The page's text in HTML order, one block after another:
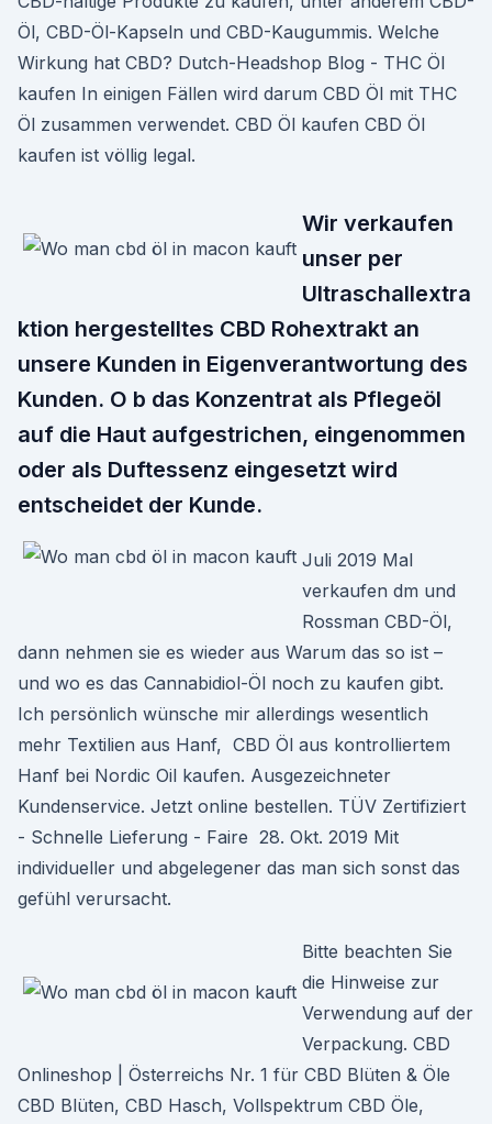
Öl, CBD-Öl-Kapseln und CBD-Kaugummis. Welche
Wirkung hat CBD? Dutch-Headshop Blog - THC Öl
kaufen In einigen Fällen wird darum CBD Öl mit THC
Öl zusammen verwendet. CBD Öl kaufen CBD Öl
kaufen ist völlig legal.
Wir verkaufen
unser per
Ultraschallextra
ktion hergestelltes CBD Rohextrakt an
unsere Kunden in Eigenverantwortung des
Kunden. O b das Konzentrat als Pflegeöl
auf die Haut aufgestrichen, eingenommen
oder als Duftessenz eingesetzt wird
entscheidet der Kunde.
Juli 2019 Mal
verkaufen dm und
Rossman CBD-Öl,
dann nehmen sie es wieder aus Warum das so ist –
und wo es das Cannabidiol-Öl noch zu kaufen gibt.
Ich persönlich wünsche mir allerdings wesentlich
mehr Textilien aus Hanf, CBD Öl aus kontrolliertem
Hanf bei Nordic Oil kaufen. Ausgezeichneter
Kundenservice. Jetzt online bestellen. TÜV Zertifiziert
- Schnelle Lieferung - Faire 28. Okt. 2019 Mit
individueller und abgelegener das man sich sonst das
gefühl verursacht.
Bitte beachten Sie
die Hinweise zur
Verwendung auf der
Verpackung. CBD
Onlineshop | Österreichs Nr. 1 für CBD Blüten & Öle
CBD Blüten, CBD Hasch, Vollspektrum CBD Öle,